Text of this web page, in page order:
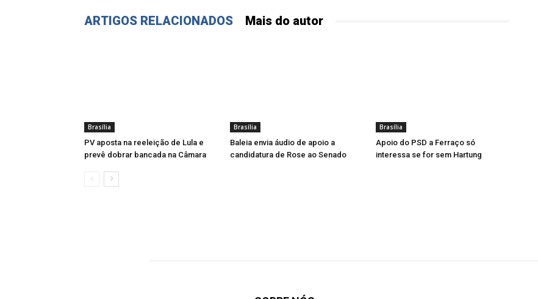
ARTIGOS RELACIONADOS Mais do autor
Brasília
PV aposta na reeleição de Lula e
prevê dobrar bancada na Câmara
Brasília
Baleia envia áudio de apoio a
candidatura de Rose ao Senado
Brasília
Apoio do PSD a Ferraço só
interessa se for sem Hartung